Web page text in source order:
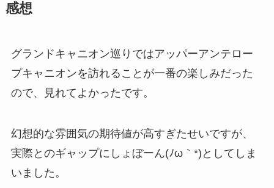
感想
グランドキャニオン巡りではアッパーアンテロー
プキャニオンを訪れることが一番の楽しみだった
ので、見れてよかったです。
幻想的な雰囲気の期待値が高すぎたせいですが、
実際とのギャップにしょぼーん(ﾉω｀*)としてしま
いました。